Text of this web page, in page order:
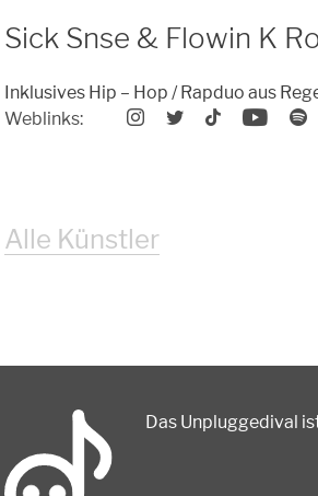
Sick Snse & Flowin K
Inklusives Hip – Hop / Rapduo aus
Weblinks:
Alle Künstler
Das Unpluggedival